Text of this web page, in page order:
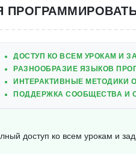
ДОСТУП КО ВСЕМ УРОКАМ И
РАЗНООБРАЗИЕ ЯЗЫКОВ
ИНТЕРАКТИВНЫЕ МЕТОДИКИ
ПОДДЕРЖКА СООБЩЕСТВА И
доступ ко всем урокам и